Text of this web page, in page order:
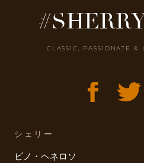
CLASSIC, PASSIONATE &
シェリー
ビノ・ヘネロソ